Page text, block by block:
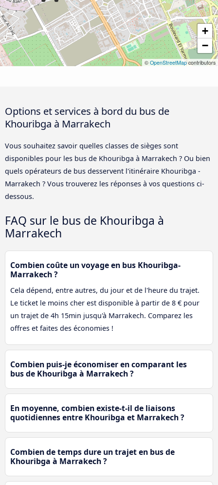
+
−
© OpenStreetMapcontributors
Options et services à bord du bus de
Khouribga à Marrakech
Vous souhaitez savoir quelles classes de sièges sont
disponibles pour les bus de Khouribga à Marrakech ? Ou bien
quels opérateurs de bus desservent l'itinéraire Khouribga -
Marrakech ? Vous trouverez les réponses à vos questions ci-
dessous.
FAQ sur le bus de Khouribga à
Marrakech
Combien coûte un voyage en bus Khouribga-
Marrakech ?
Cela dépend, entre autres, du jour et de l'heure du trajet.
Le ticket le moins cher est disponible à partir de 8 € pour
un trajet de 4h 15min jusqu'à Marrakech. Comparez les
offres et faites des économies !
Combien puis-je économiser en comparant les
bus de Khouribga à Marrakech ?
En moyenne, combien existe-t-il de liaisons
quotidiennes entre Khouribga et Marrakech ?
Combien de temps dure un trajet en bus de
Khouribga à Marrakech ?